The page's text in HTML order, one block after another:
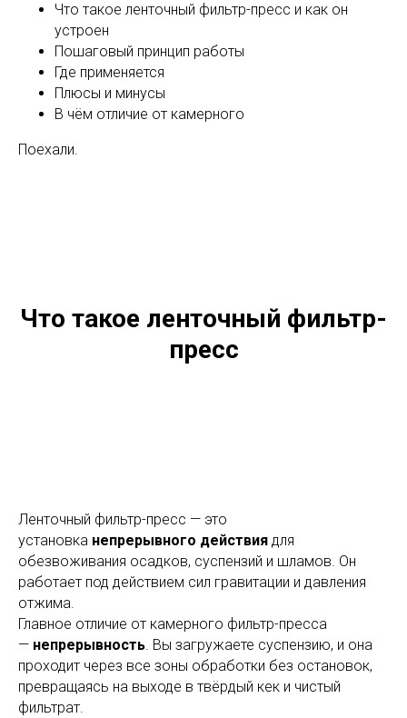
Что такое ленточный фильтр-пресс и как он
устроен
Пошаговый принцип работы
Где применяется
Плюсы и минусы
В чём отличие от камерного
Поехали.
Что такое ленточный фильтр-
пресс
Ленточный фильтр-пресс — это
установка непрерывного действия для
обезвоживания осадков, суспензий и шламов. Он
работает под действием сил гравитации и давления
отжима.
Главное отличие от камерного фильтр-пресса
— непрерывность. Вы загружаете суспензию, и она
проходит через все зоны обработки без остановок,
превращаясь на выходе в твёрдый кек и чистый
фильтрат.